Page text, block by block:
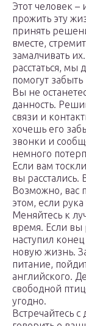
Этот человек
прожить эту
принять
вместе,
замалчивать
расстаться, мы
помогут
Вы не
данность.
связи и
хочешь его
звонки и
немного
Если вам
вы расстались.
Возможно, вас
этом, если
Меняйтесь к
время. Если вы
наступил
новую жизнь.
питание,
английского.
свободной
угодно.
Встречайтесь